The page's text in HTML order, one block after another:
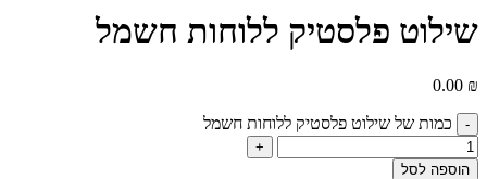
שילוט פלסטיק ללוחות חשמל
0.00 ₪
כמות של שילוט פלסטיק ללוחות חשמל
הוספה לסל